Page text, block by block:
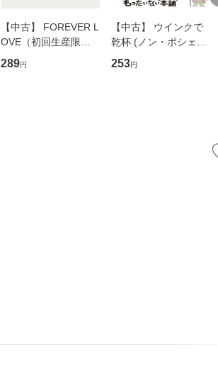
【中古】 FOREVER L
OVE（初回生産限定
盤） / 清水翔太×加藤
ミリヤ / [CD]【メール
289円
【中古】 ウインクで
乾杯 (ノン・ポシェッ
ト) / 東野圭吾 / 祥伝
社 [文庫]【メール便送
253円